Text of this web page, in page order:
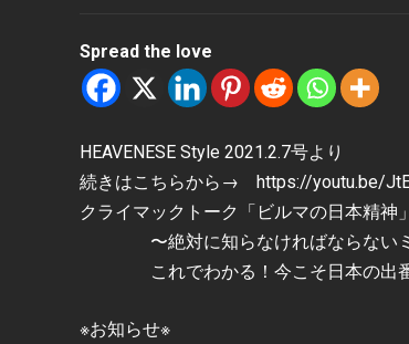
Spread the love
HEAVENESE Style 2021.2.7号より
続きはこちらから→ https://youtu.be/
クライマックトーク「ビルマの日本精神
〜絶対に知らなければならないミ
これでわかる！今こそ日本の出番
※お知らせ※